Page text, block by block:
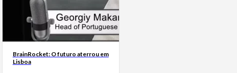
BrainRocket: O futuro aterrou em
Lisboa